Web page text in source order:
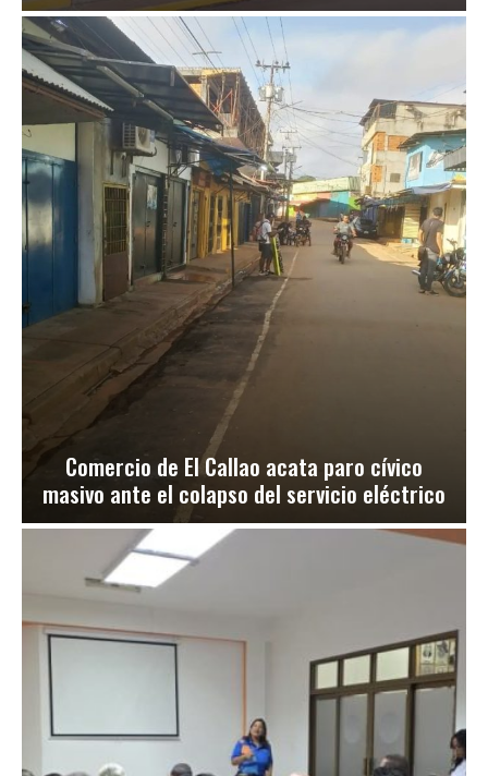
Comercio de El Callao acata paro cívico
masivo ante el colapso del servicio eléctrico